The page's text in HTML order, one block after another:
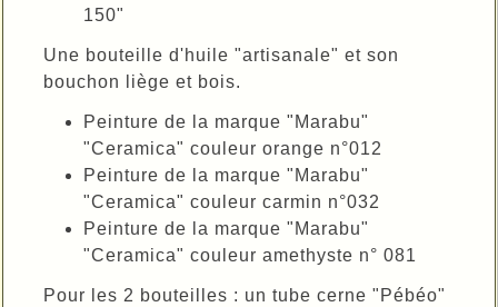
150"
Une bouteille d'huile "artisanale" et son
bouchon liège et bois.
Peinture de la marque "Marabu"
"Ceramica" couleur orange n°012
Peinture de la marque "Marabu"
"Ceramica" couleur carmin n°032
Peinture de la marque "Marabu"
"Ceramica" couleur amethyste n° 081
Pour les 2 bouteilles : un tube cerne "Pébéo"